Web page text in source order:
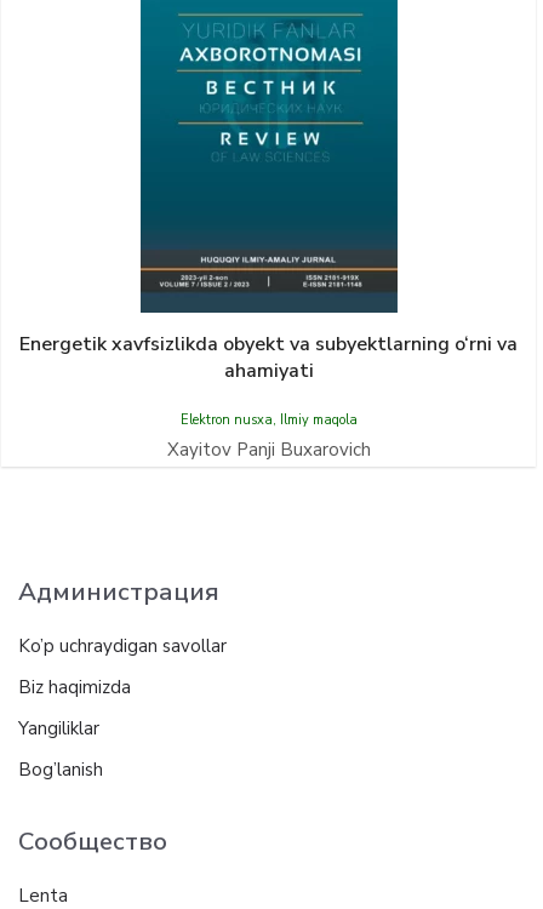
Energetik xаvfsizlikdа obyekt vа subyektlаrning o‘rni va
ahamiyati
Elektron nusxa, Ilmiy maqola
Xayitov Panji Buxarovich
Администрация
Ko’p uchraydigan savollar
Biz haqimizda
Yangiliklar
Bog’lanish
Сообщество
Lenta